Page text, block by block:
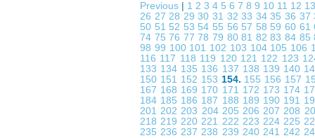
Previous 1 2 3 4 5 6 7 8 9 10 11 12
26 2728 293031 3233 343536 37
50 51 52 53 54 55 56 57 58 5960 61
74 7576 777879 8081 828384 85
98 99 100 101 102 103 104 105 106
116 117 118 119 120 121 122 123
133 134 135 136 137 138 139 140
150 151 152 153 154. 155 156 157
167 168 169 170 171 172 173 174
184 185 186 187 188 189 190 191
201202203 204 205 206207208
218219220221 222 223 224 225
235236237238 239 240 241 242